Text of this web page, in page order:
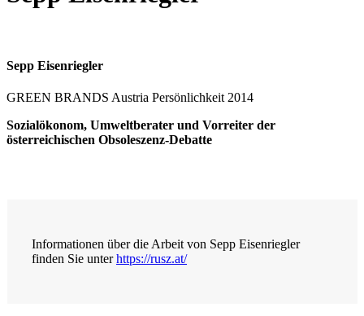
Sepp Eisenriegler
GREEN BRANDS Austria Persönlichkeit 2014
Sozialökonom, Umweltberater und Vorreiter der
österreichischen Obsoleszenz-Debatte
Informationen über die Arbeit von Sepp Eisenriegler
finden Sie unterhttps://rusz.at/